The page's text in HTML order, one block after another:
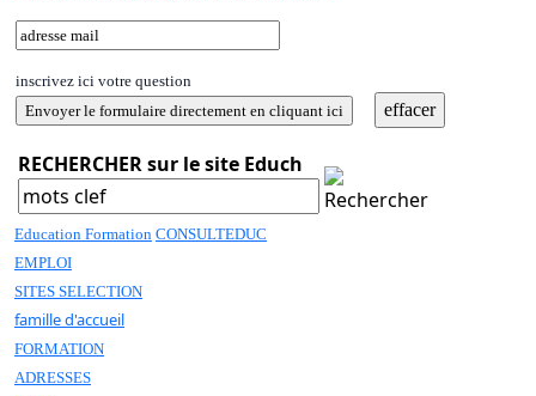
inscrivez ici votre question
RECHERCHER sur le site Educh
Education Formation CONSULTEDUC
EMPLOI
SITES SELECTION
famille d'accueil
FORMATION
ADRESSES